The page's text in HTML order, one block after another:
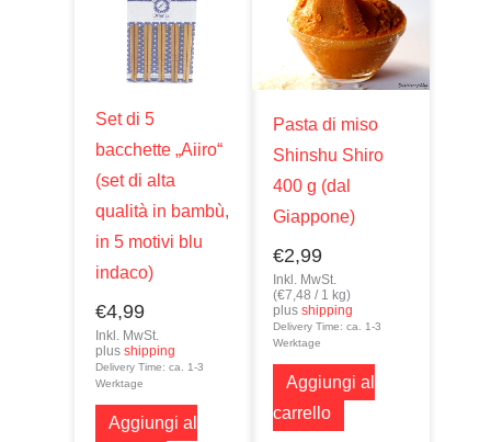
Set di 5
bacchette „Aiiro“
(set di alta
qualità in bambù,
in 5 motivi blu
indaco)
€4,99
Inkl. MwSt.
plusshipping
Delivery Time: ca. 1-3
Werktage
Aggiungi al
Pasta di miso
Shinshu Shiro
400 g (dal
Giappone)
€2,99
Inkl. MwSt.
(€7,48 / 1 kg)
plusshipping
Delivery Time: ca. 1-3
Werktage
Aggiungi al
carrello